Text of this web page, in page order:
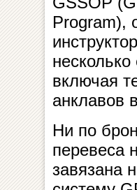
Program),
включая
анклавов
Ни по
перевеса
завязана